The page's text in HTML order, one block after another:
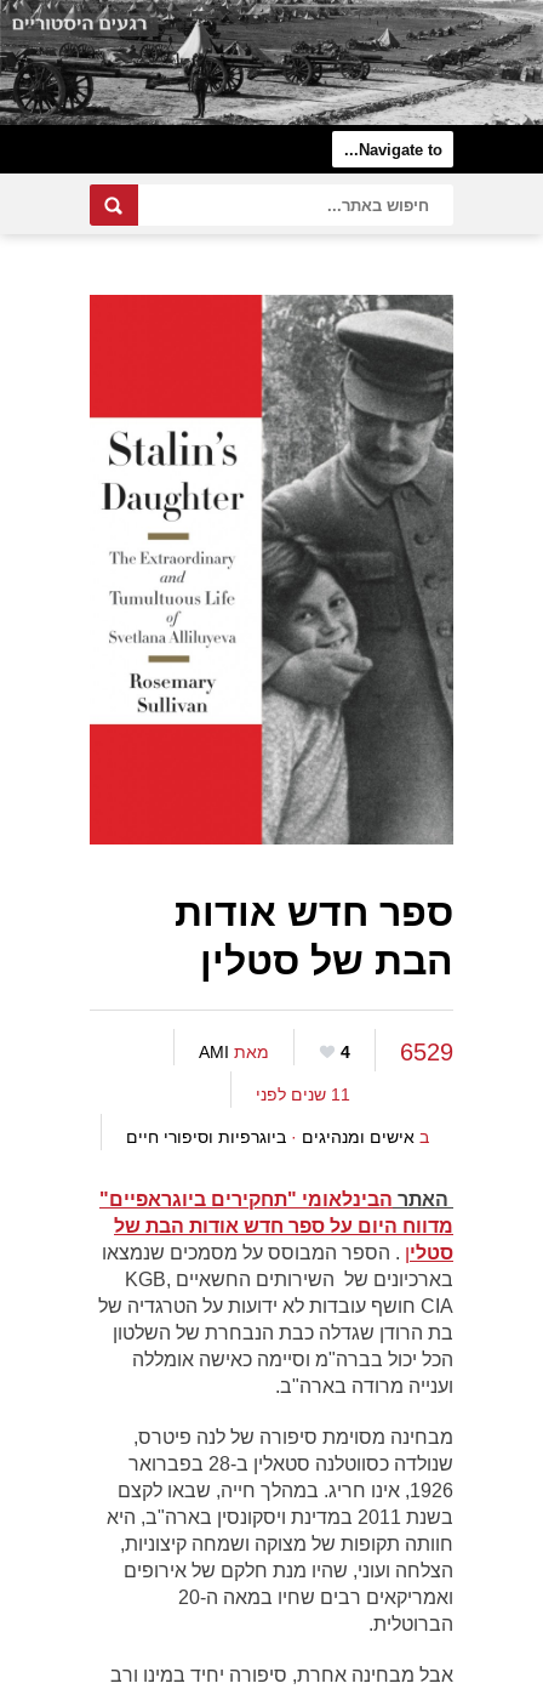
ספר חדש אודות
הבת של סטלין
6529
4 מאת AMI
11 שנים לפני
ב אישים ומנהיגים · ביוגרפיות וסיפורי חיים
האתר הבינלאומי "תחקירים ביוגראפיים"
מדווח היום על ספר חדש אודות הבת של
סטלין . הספר המבוסס על מסמכים שנמצאו
בארכיונים של השירותים החשאיים KGB,
CIA חושף עובדות לא ידועות על הטרגדיה של
בת הרודן שגדלה כבת הנבחרת של השלטון
הכל יכול בברה"מ וסיימה כאישה אומללה
וענייה מרודה בארה"ב.
מבחינה מסוימת סיפורה של לנה פיטרס,
שנולדה כסווטלנה סטאלין ב-28 בפברואר
1926, אינו חריג. במהלך חייה, שבאו לקצם
בשנת 2011 במדינת ויסקונסין בארה"ב, היא
חוותה תקופות של מצוקה ושמחה קיצוניות,
הצלחה ועוני, שהיו מנת חלקם של אירופים
ואמריקאים רבים שחיו במאה ה-20
הברוטלית.
אבל מבחינה אחרת, סיפורה יחיד במינו ורב